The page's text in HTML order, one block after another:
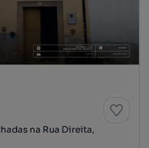
na Rua Direita,